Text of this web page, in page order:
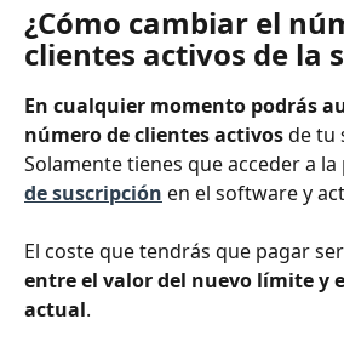
¿Cómo cambiar el
clientes activos de la
En cualquier momento podrás
número de clientes activos de tu
Solamente tienes que acceder a la
de suscripción en el software y
El coste que tendrás que pagar
entre el valor del nuevo límite y
actual.